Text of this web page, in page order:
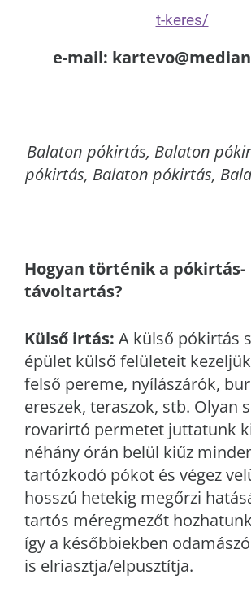
t-keres/
e-mail:
Balaton pókirtás, Balaton
pókirtás, Balaton pókirtás,
Hogyan történik a pókirtás-
távoltartás?
Külső irtás: A külső pókirtás
épület külső felületeit
felső pereme, nyílászárók,
ereszek, teraszok, stb. Olyan
rovarirtó permetet juttatunk
néhány órán belül kiűz
tartózkodó pókot és végez
hosszú hetekig megőrzi
tartós méregmezőt
így a későbbiekben
is elriasztja/elpusztítja.